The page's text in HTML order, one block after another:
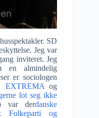
SD
Jeg var
inviteret. Jeg
en almindelig
er sociologen
EXTREMA og
lot seg ikke
var derdanske
Folkeparti og